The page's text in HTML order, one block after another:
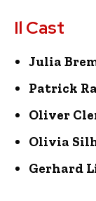
Il Cast
Julia
Patrick
Oliver
Olivia
Gerhard